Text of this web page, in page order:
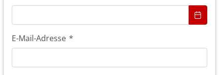
E-Mail-Adresse *